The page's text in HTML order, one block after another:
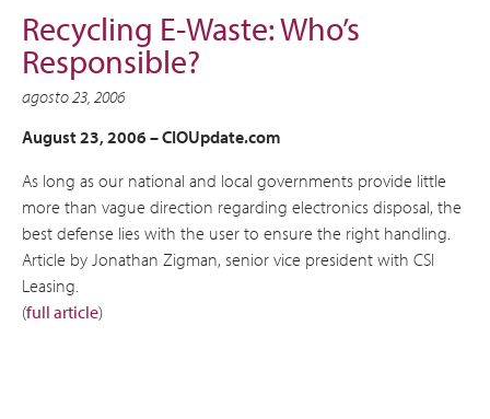
Recycling E-Waste: Who’s
Responsible?
agosto 23, 2006
August 23, 2006 –CIOUpdate.com
As long as our national and local governments provide little
more than vague direction regarding electronics disposal, the
best defense lies with the user to ensure the right handling.
Article by Jonathan Zigman, senior vice president with CSI
Leasing.
(full article)